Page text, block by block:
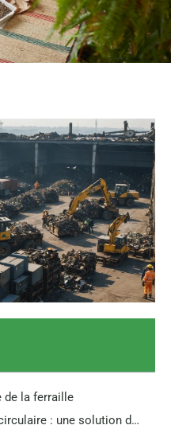
de la ferraille
La ferraille et l’économie circulaire : une solution durable